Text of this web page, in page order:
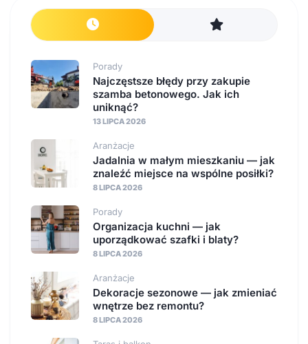
Porady
Najczęstsze błędy przy zakupie
szamba betonowego. Jak ich
uniknąć?
13 LIPCA 2026
Aranżacje
Jadalnia w małym mieszkaniu — jak
znaleźć miejsce na wspólne posiłki?
8 LIPCA 2026
Porady
Organizacja kuchni — jak
uporządkować szafki i blaty?
8 LIPCA 2026
Aranżacje
Dekoracje sezonowe — jak zmieniać
wnętrze bez remontu?
8 LIPCA 2026